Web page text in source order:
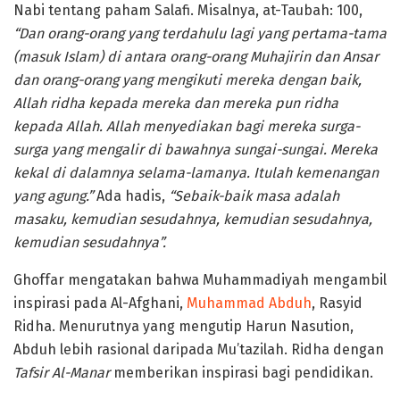
Nabi tentang paham Salafi. Misalnya, at-Taubah: 100,
“Dan orang-orang yang terdahulu lagi yang pertama-tama
(masuk Islam) di antara orang-orang Muhajirin dan Ansar
dan orang-orang yang mengikuti mereka dengan baik,
Allah ridha kepada mereka dan mereka pun ridha
kepada Allah. Allah menyediakan bagi mereka surga-
surga yang mengalir di bawahnya sungai-sungai. Mereka
kekal di dalamnya selama-lamanya. Itulah kemenangan
yang agung.”Ada hadis, “Sebaik-baik masa adalah
masaku, kemudian sesudahnya, kemudian sesudahnya,
kemudian sesudahnya”.
Ghoffar mengatakan bahwa Muhammadiyah mengambil
inspirasi pada Al-Afghani, Muhammad Abduh, Rasyid
Ridha. Menurutnya yang mengutip Harun Nasution,
Abduh lebih rasional daripada Mu’tazilah. Ridha dengan
Tafsir Al-Manarmemberikan inspirasi bagi pendidikan.